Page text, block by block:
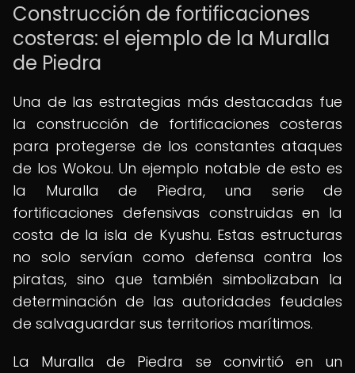
Construcción de fortificaciones
costeras: el ejemplo de la Muralla
de Piedra
Una de las estrategias más destacadas fue
la construcción de fortificaciones costeras
para protegerse de los constantes ataques
de los Wokou. Un ejemplo notable de esto es
la Muralla de Piedra, una serie de
fortificaciones defensivas construidas en la
costa de la isla de Kyushu. Estas estructuras
no solo servían como defensa contra los
piratas, sino que también simbolizaban la
determinación de las autoridades feudales
de salvaguardar sus territorios marítimos.
La Muralla de Piedra se convirtió en un